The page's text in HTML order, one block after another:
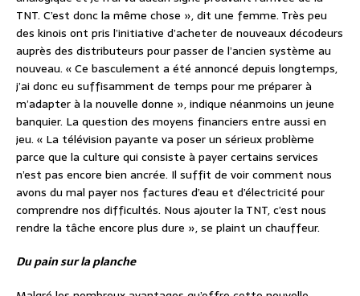
TNT. C’est donc la même chose », dit une femme. Très peu
des kinois ont pris l’initiative d’acheter de nouveaux décodeurs
auprès des distributeurs pour passer de l’ancien système au
nouveau. « Ce basculement a été annoncé depuis longtemps,
j’ai donc eu suffisamment de temps pour me préparer à
m’adapter à la nouvelle donne », indique néanmoins un jeune
banquier. La question des moyens financiers entre aussi en
jeu. « La télévision payante va poser un sérieux problème
parce que la culture qui consiste à payer certains services
n’est pas encore bien ancrée. Il suffit de voir comment nous
avons du mal payer nos factures d’eau et d’électricité pour
comprendre nos difficultés. Nous ajouter la TNT, c’est nous
rendre la tâche encore plus dure », se plaint un chauffeur.
Du pain sur la planche